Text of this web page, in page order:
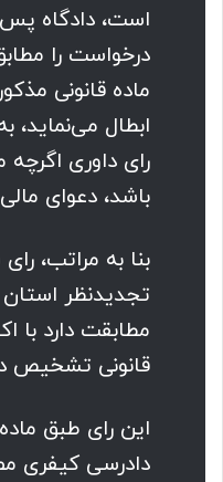
است، دادگاه
درخواست را
ماده قانونی
ابطال می‌نماید،
رای داوری
باشد، دعوای
بنا به مراتب،
تجدیدنظر استان
مطابقت دارد با
قانونی تشخیص